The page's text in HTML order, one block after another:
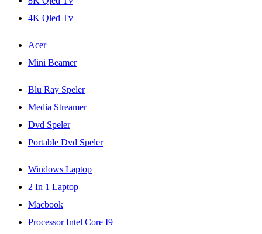
4K Qled Tv
Acer
Mini Beamer
Blu Ray Speler
Media Streamer
Dvd Speler
Portable Dvd Speler
Windows Laptop
2 In 1 Laptop
Macbook
Processor Intel Core I9